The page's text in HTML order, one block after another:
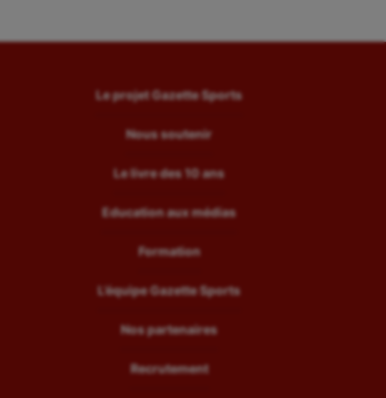
Le projet Gazette Sports
Nous soutenir
Le livre des 10 ans
Education aux médias
Formation
L’équipe Gazette Sports
Nos partenaires
Recrutement